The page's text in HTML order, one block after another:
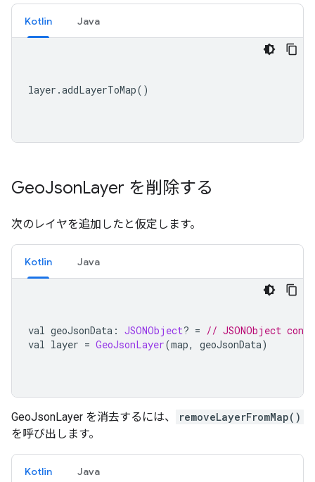
Kotlin Java
layer .addLayerToMap()
GeoJsonLayer を削除する
次のレイヤを追加したと仮定します。
Kotlin Java
val geoJsonData : JSONObject? = // JSONObject
val layer = GeoJsonLayer(map, geoJsonData)
GeoJsonLayer を消去するには、
removeLayerFromMap()
を呼び出します。
Kotlin Java